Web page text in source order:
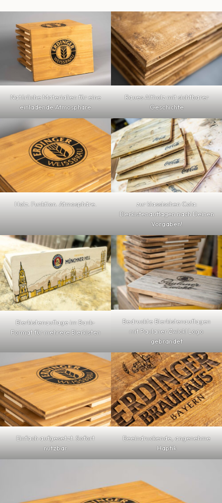
Natürliche Materialien für eine
einladende Atmosphäre
Raues Altholz mit sichtbarer
Geschichte
Holz. Funktion. Atmosphäre.
zur klassischen Cola:
Bierkistenauflagen nach Deinen
Vorgaben!
Bierkistenauflage im Bank-
Format für mehrere Bierkisten
Bedruckte Bierkistenauflagen
mit Paulaner Zwickl Logo
gebrandet
Einfach aufgesetzt. Sofort
nutzbar.
Beeindruckende, angenehme
Haptik